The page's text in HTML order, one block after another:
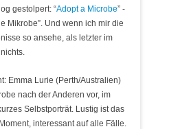
gestolpert: “Adopt a Microbe” -
Mikrobe”. Und wenn ich mir die
so ansehe, als letzter im
Emma Lurie (Perth/Australien)
nach der Anderen vor, im
Selbstporträt. Lustig ist das
interessant auf alle Fälle.